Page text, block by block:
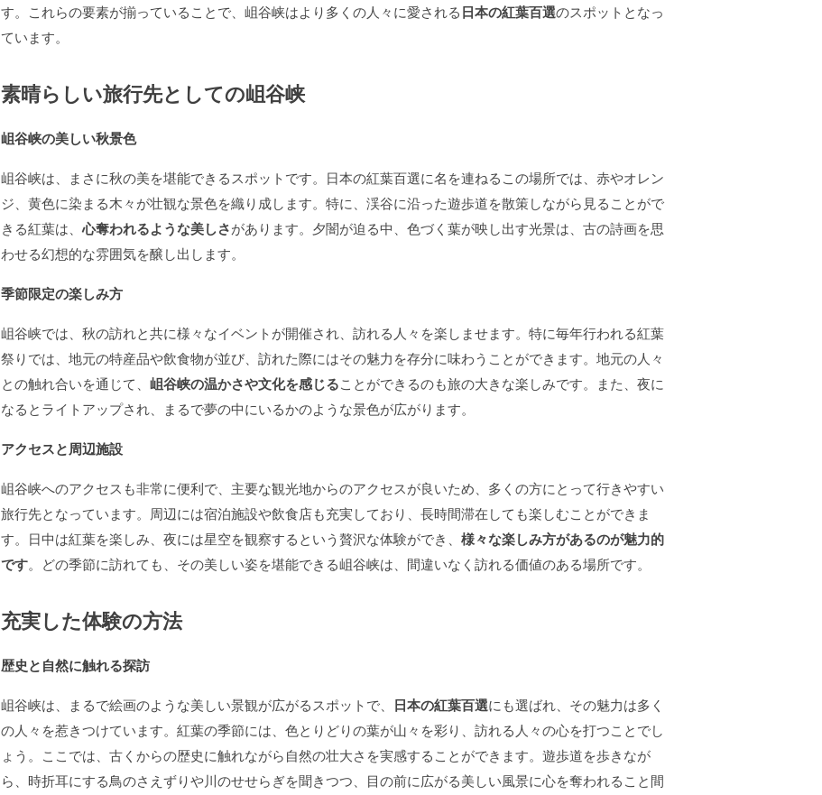
す。これらの要素が揃っていることで、岨谷峡はより多くの人々に愛される日本の紅葉百選のスポットとなっ
ています。
素晴らしい旅行先としての岨谷峡
岨谷峡の美しい秋景色
岨谷峡は、まさに秋の美を堪能できるスポットです。日本の紅葉百選に名を連ねるこの場所では、赤やオレン
ジ、黄色に染まる木々が壮観な景色を織り成します。特に、渓谷に沿った遊歩道を散策しながら見ることがで
きる紅葉は、心奪われるような美しさがあります。夕闇が迫る中、色づく葉が映し出す光景は、古の詩画を思
わせる幻想的な雰囲気を醸し出します。
季節限定の楽しみ方
岨谷峡では、秋の訪れと共に様々なイベントが開催され、訪れる人々を楽しませます。特に毎年行われる紅葉
祭りでは、地元の特産品や飲食物が並び、訪れた際にはその魅力を存分に味わうことができます。地元の人々
との触れ合いを通じて、 岨谷峡の温かさや文化を感じることができるのも旅の大きな楽しみです。また、夜に
なるとライトアップされ、まるで夢の中にいるかのような景色が広がります。
アクセスと周辺施設
岨谷峡へのアクセスも非常に便利で、主要な観光地からのアクセスが良いため、多くの方にとって行きやすい
旅行先となっています。周辺には宿泊施設や飲食店も充実しており、長時間滞在しても楽しむことができま
す。日中は紅葉を楽しみ、夜には星空を観察するという贅沢な体験ができ、 様々な楽しみ方があるのが魅力的
です。どの季節に訪れても、その美しい姿を堪能できる岨谷峡は、間違いなく訪れる価値のある場所です。
充実した体験の方法
歴史と自然に触れる探訪
岨谷峡は、まるで絵画のような美しい景観が広がるスポットで、 日本の紅葉百選にも選ばれ、その魅力は多く
の人々を惹きつけています。紅葉の季節には、色とりどりの葉が山々を彩り、訪れる人々の心を打つことでし
ょう。ここでは、古くからの歴史に触れながら自然の壮大さを実感することができます。遊歩道を歩きなが
ら、時折耳にする鳥のさえずりや川のせせらぎを聞きつつ、目の前に広がる美しい風景に心を奪われること間